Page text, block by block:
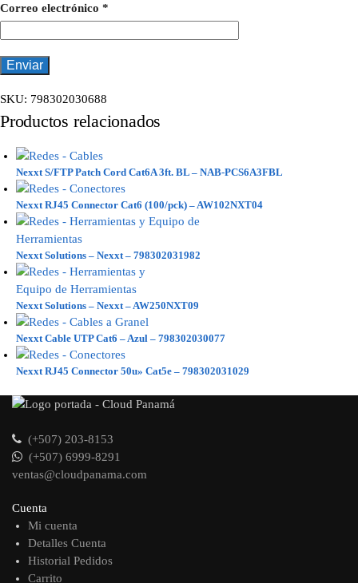
Correo electrónico *
SKU: 798302030688
Productos relacionados
Nexxt S/FTP Patch Cord Cat6A 3ft. BL – NAB-PCS6A3FBL
Nexxt RJ45 Connector Cat6 (100/pck) – AW102NXT04
Nexxt Solutions – Nexxt – 798302031982
Nexxt Solutions – Nexxt – AW250NXT09
Nexxt Cable UTP Cat6 – Azul – 798302030077
Nexxt RJ45 Connector 50u» Cat5e – 798302031029
(+507) 203-8153
(+507) 6999-8291
ventas@cloudpanama.com
Cuenta
Mi cuenta
Detalles Cuenta
Historial Pedidos
Carrito